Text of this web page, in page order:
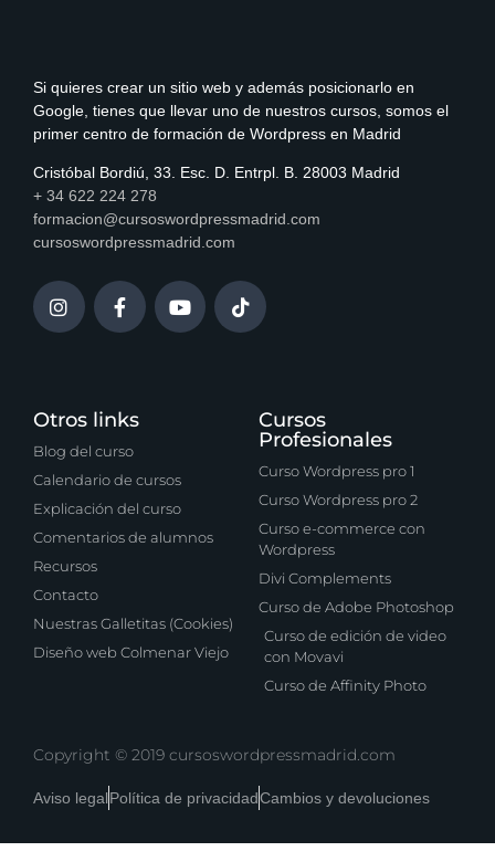
Si quieres crear un sitio web y además posicionarlo en
Google, tienes que llevar uno de nuestros cursos, somos el
primer centro de formación de Wordpress en Madrid
Cristóbal Bordiú, 33. Esc. D. Entrpl. B. 28003 Madrid
+ 34 622 224 278
formacion@cursoswordpressmadrid.com
cursoswordpressmadrid.com
Otros links
Blog del curso
Calendario de cursos
Explicación del curso
Comentarios de alumnos
Recursos
Contacto
Nuestras Galletitas (Cookies)
Diseño web Colmenar Viejo
Cursos
Profesionales
Curso Wordpress pro 1
Curso Wordpress pro 2
Curso e-commerce con
Wordpress
Divi Complements
Curso de Adobe Photoshop
Curso de edición de video
con Movavi
Curso de Affinity Photo
Copyright © 2019 cursoswordpressmadrid.com
Aviso legalPolítica de privacidadCambios y devoluciones